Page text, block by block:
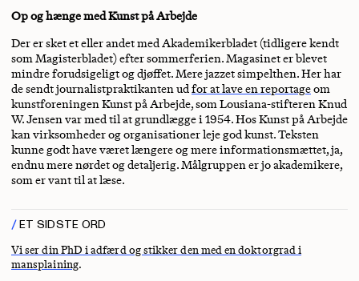
Op og hænge med Kunst på Arbejde
Der er sket et eller andet med Akademikerbladet (tidligere kendt
som Magisterbladet) efter sommerferien. Magasinet er blevet
mindre forudsigeligt og djøffet. Mere jazzet simpelthen. Her har
de sendt journalistpraktikanten udfor at lave en reportageom
kunstforeningen Kunst på Arbejde, som Lousiana-stifteren Knud
W. Jensen var med til at grundlægge i 1954. Hos Kunst på Arbejde
kan virksomheder og organisationer leje god kunst. Teksten
kunne godt have været længere og mere informationsmættet, ja,
endnu mere nørdet og detaljerig. Målgruppen er jo akademikere,
som er vant til at læse.
ET SIDSTE ORD
Vi ser din PhD i adfærd og stikker den med en doktorgrad i
mansplaining.